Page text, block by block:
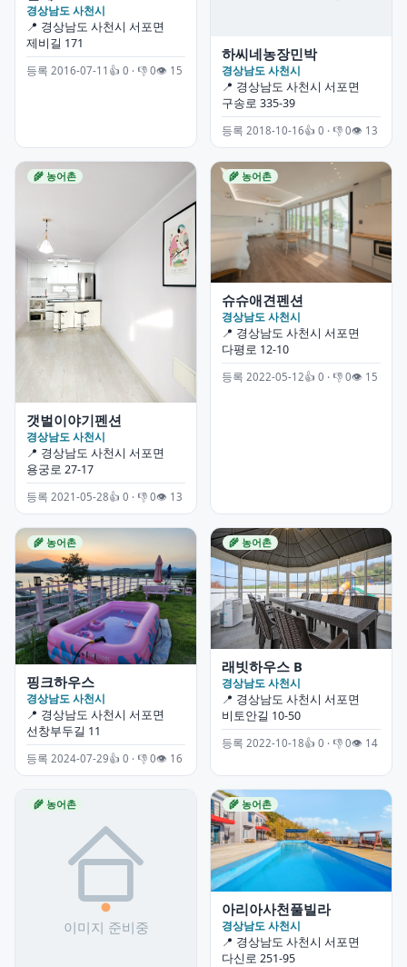
경상남도 사천시
📍 경상남도 사천시 서포면
제비길 171
등록 2016-07-11 👍 0 · 👎 0👁 15
하씨네농장민박
경상남도 사천시
📍 경상남도 사천시 서포면
구송로 335-39
등록 2018-10-16👍 0 · 👎 0👁 13
🌾 농어촌
갯벌이야기펜션
경상남도 사천시
📍 경상남도 사천시 서포면
용궁로 27-17
등록 2021-05-28👍 0 · 👎 0👁 13
🌾 농어촌
슈슈애견펜션
경상남도 사천시
📍 경상남도 사천시 서포면
다평로 12-10
등록 2022-05-12👍 0 · 👎 0👁 15
🌾 농어촌
핑크하우스
경상남도 사천시
📍 경상남도 사천시 서포면
선창부두길 11
등록 2024-07-29👍 0 · 👎 0👁 16
🌾 농어촌
래빗하우스 B
경상남도 사천시
📍 경상남도 사천시 서포면
비토안길 10-50
등록 2022-10-18👍 0 · 👎 0👁 14
🌾 농어촌 🌾 농어촌
아리아사천풀빌라
경상남도 사천시
📍 경상남도 사천시 서포면
다신로 251-95